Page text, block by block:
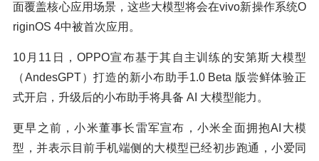
面覆盖核心应用场景，这些大模型将会在vivo新操作系统O
riginOS 4中被首次应用。
10月11日，OPPO宣布基于其自主训练的安第斯大模型
（AndesGPT）打造的新小布助手1.0 Beta 版尝鲜体验正
式开启，升级后的小布助手将具备 AI 大模型能力。
更早之前，小米董事长雷军宣布，小米全面拥抱AI大模
型，并表示目前手机端侧的大模型已经初步跑通，小爱同